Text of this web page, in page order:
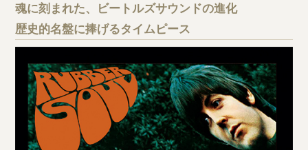
魂に刻まれた、ビートルズサウンドの進化
歴史的名盤に捧げるタイムピース